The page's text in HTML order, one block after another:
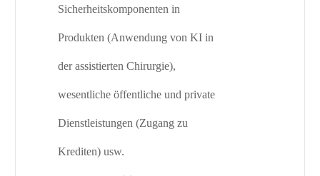
Sicherheitskomponenten in
Produkten (Anwendung von KI in
der assistierten Chirurgie),
wesentliche öffentliche und private
Dienstleistungen (Zugang zu
Krediten) usw.